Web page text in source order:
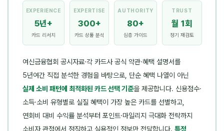
EXPERIENCE
5년+
카드 리서치
EXPERTISE
300+
카드 상품 분석
AUTHORITY
80+
심층 가이드
TRUST
월 1회
정기 재검토
여신금융협회 공시자료·각 카드사 공식 약관·혜택 설명서를
5년여간 직접 분석한 경험을 바탕으로, 단순 혜택 나열이 아닌
실제 소비 패턴에 최적화된 카드 선택 기준을 제공합니다. 신용점수·
소득·소비 유형별로 실질 혜택이 가장 높은 카드를 선별하고,
연회비 대비 수익률 분석부터 포인트·마일리지 극대화 전략까지
소비자 관점에서 정직하고 실용적인 정보만 전달합니다. 특정